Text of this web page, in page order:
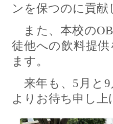
ンを保つのに貢
また、本校の
徒他への飲料提
ます。
来年も、5月と9
よりお待ち申し上